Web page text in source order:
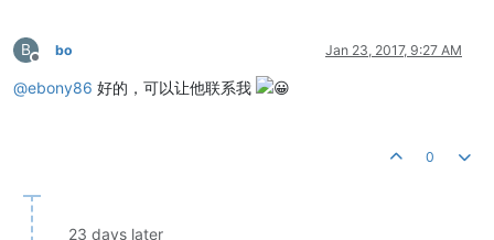
B
Offline
bo Jan 23, 2017, 9:27 AM
@ebony86 好的，可以让他联系我
0
23 days later